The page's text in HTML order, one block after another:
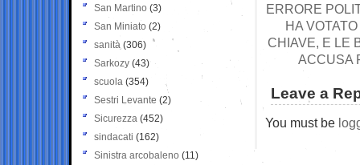
ERRORE
HA
CHIAVE, E LE
ACCUSA
Leave a
You must be
San Martino (3)
San Miniato (2)
sanità (306)
Sarkozy (43)
scuola (354)
Sestri Levante (2)
Sicurezza (452)
sindacati (162)
Sinistra arcobaleno (11)